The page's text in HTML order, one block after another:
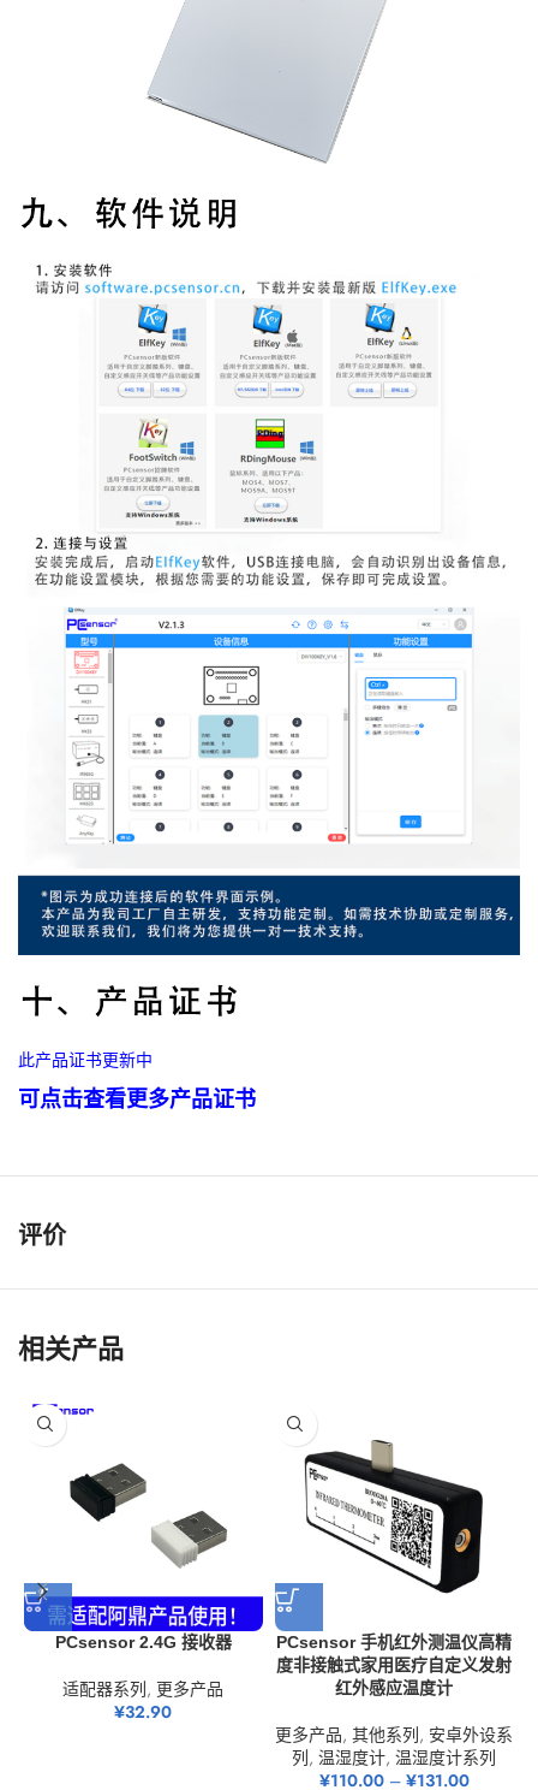
此产品证书更新中
可点击查看更多产品证书
评价
相关产品
PCsensor 2.4G 接收器
适配器系列, 更多产品
¥32.90
PCsensor 手机红外测温仪高精
度非接触式家用医疗自定义发射
红外感应温度计
更多产品,其他系列, 安卓外设系
列,温湿度计,温湿度计系列
¥110.00– ¥131.00